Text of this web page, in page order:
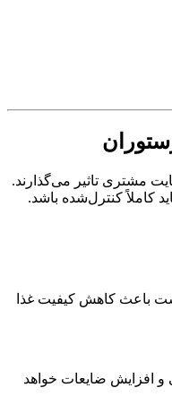
مشتری تاثیر می‌گذارند.
کاملاً کنترل‌شده باشد.
باعث کاهش کیفیت غذا
و افزایش ضایعات خواهد